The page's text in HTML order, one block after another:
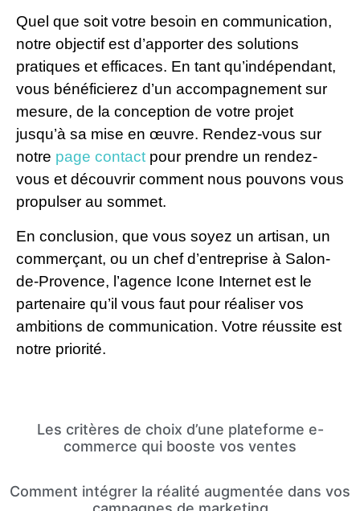
Quel que soit votre besoin en communication,
notre objectif est d’apporter des solutions
pratiques et efficaces. En tant qu’indépendant,
vous bénéficierez d’un accompagnement sur
mesure, de la conception de votre projet
jusqu’à sa mise en œuvre. Rendez-vous sur
notre page contact pour prendre un rendez-
vous et découvrir comment nous pouvons vous
propulser au sommet.
En conclusion, que vous soyez un artisan, un
commerçant, ou un chef d’entreprise à Salon-
de-Provence, l’agence Icone Internet est le
partenaire qu’il vous faut pour réaliser vos
ambitions de communication. Votre réussite est
notre priorité.
Les critères de choix d’une plateforme e-
commerce qui booste vos ventes
Comment intégrer la réalité augmentée dans vos